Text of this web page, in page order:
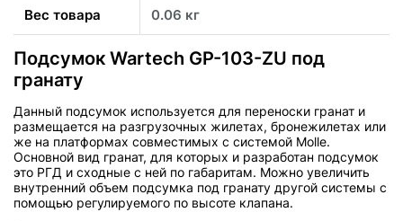
Вес товара 0.06 кг
Подсумок Wartech GP-103-ZU под
гранату
Данный подсумок используется для переноски гранат и
размещается на разгрузочных жилетах, бронежилетах или
же на платформах совместимых с системой Molle.
Основной вид гранат, для которых и разработан подсумок
это РГД и сходные с ней по габаритам. Можно увеличить
внутренний объем подсумка под гранату другой системы с
помощью регулируемого по высоте клапана.